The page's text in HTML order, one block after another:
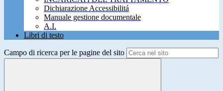
Dichiarazione Accessibilitá
Manuale gestione documentale
A.I.
Libri di testo
Campo di ricerca per le pagine del sito